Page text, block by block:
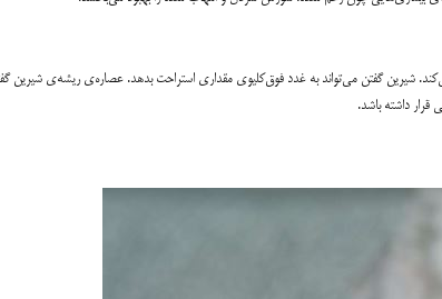
شیرین گفتن می‌تواند به غدد فوق‌کلیوی مقداری استراحت بدهد. عصاره‌ی ریشه‌ی شیرین
داشته باشد.